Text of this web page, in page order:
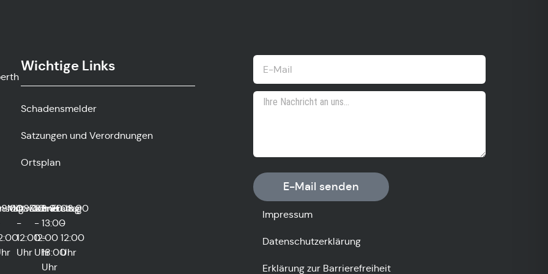
Wichtige Links
Schadensmelder
Satzungen und Verordnungen
Ortsplan
E-Mail senden
Mittwoch
08:00
-
12:00
Uhr
Donnerstag
08:00
-
12:00
Uhr
und
13:00
-
18:00
Uhr
Freitag
08:00
-
12:00
Uhr
Impressum
Datenschutzerklärung
Erklärung zur Barrierefreiheit